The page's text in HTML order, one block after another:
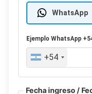
WhatsApp
EjemploWhatsApp
+54
Fecha ingreso /